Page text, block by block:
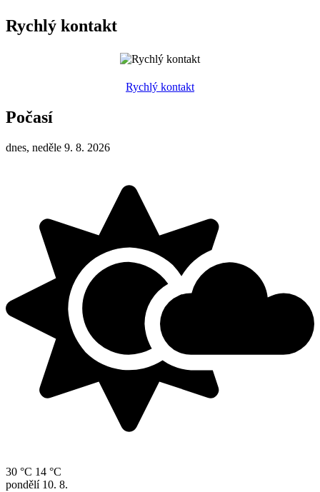
Rychlý kontakt
Rychlý kontakt
Počasí
dnes, neděle 9. 8. 2026
30 °C 14 °C
pondělí 10. 8.